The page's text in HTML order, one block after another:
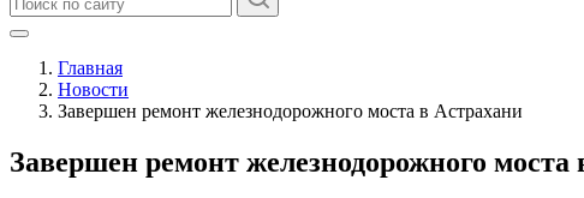
Главная
Новости
Завершен ремонт железнодорожного моста в Астрахани
Завершен ремонт железнодорожного моста